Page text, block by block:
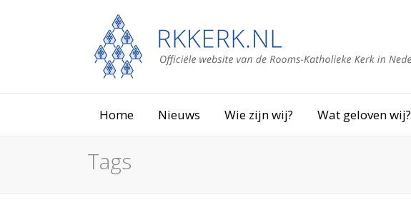
Home Nieuws Wie zijn wij? Wat geloven wij?
Tags